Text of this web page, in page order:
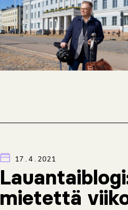
17.4.2021
mietettä